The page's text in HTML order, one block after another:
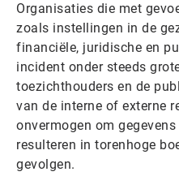
Organisaties die met
zoals instellingen in de
financiële, juridische en
incident onder steeds
toezichthouders en de
van de interne of externe
onvermogen om
resulteren in torenhoge
gevolgen.